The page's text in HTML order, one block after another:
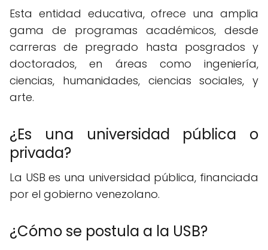
Esta entidad educativa, ofrece una amplia
gama de programas académicos, desde
carreras de pregrado hasta posgrados y
doctorados, en áreas como ingeniería,
ciencias, humanidades, ciencias sociales, y
arte.
¿Es una universidad pública o
privada?
La USB es una universidad pública, financiada
por el gobierno venezolano.
¿Cómo se postula a la USB?